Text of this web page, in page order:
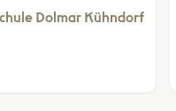
Dolmar Kühndorf